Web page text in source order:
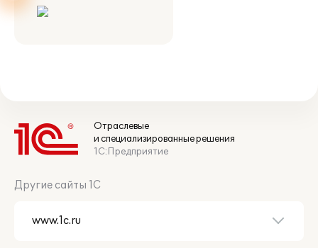
Отраслевые
и специализированные решения
1С:Предприятие
Другие сайты 1С